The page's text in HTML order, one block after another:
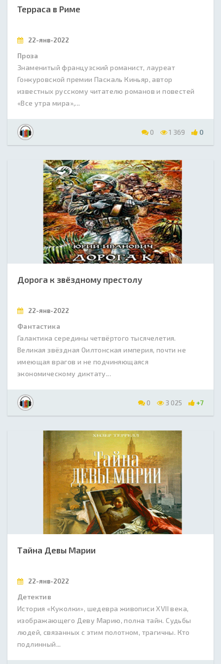
Терраса в Риме
22-янв-2022
Проза
Знаменитый французский романист, лауреат
Гонкуровской премии Паскаль Киньяр, автор
известных русскому читателю романов и повестей
«Все утра мира»,...
0 1 369 0
Дорога к звёздному престолу
22-янв-2022
Фантастика
Галактика середины четвёртого тысячелетия.
Великая звёздная Оилтонская империя, почти не
имеющая врагов и не подчиняющаяся
экономическому диктату...
0 3 025 +7
Тайна Девы Марии
22-янв-2022
Детектив
История «Куколки», шедевра живописи XVII века,
изображающего Деву Марию, полна тайн. Судьбы
людей, связанных с этим полотном, трагичны. Кто
подлинный...